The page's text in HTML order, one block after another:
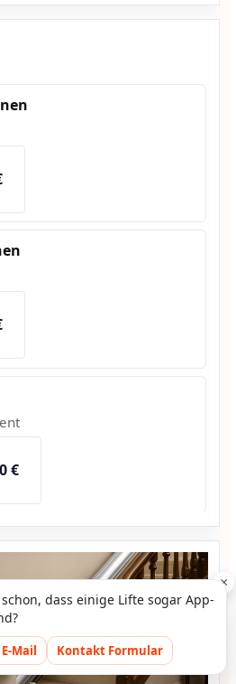
€
×
dass einige Lifte sogar App-
E-Mail Kontakt Formular